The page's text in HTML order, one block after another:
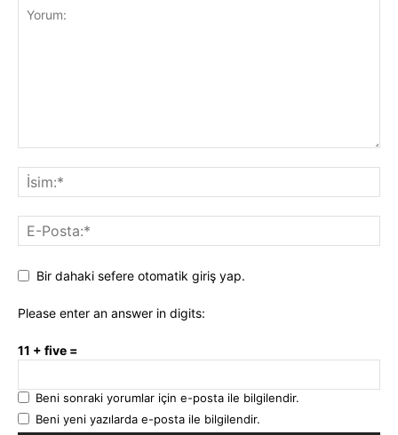
Bir dahaki sefere otomatik giriş yap.
Please enter an answer in digits:
11 + five =
Beni sonraki yorumlar için e-posta ile bilgilendir.
Beni yeni yazılarda e-posta ile bilgilendir.